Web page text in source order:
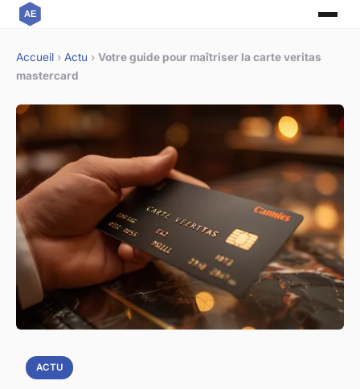
Accueil › Actu › Votre guide pour maîtriser la carte veritas
mastercard
ACTU